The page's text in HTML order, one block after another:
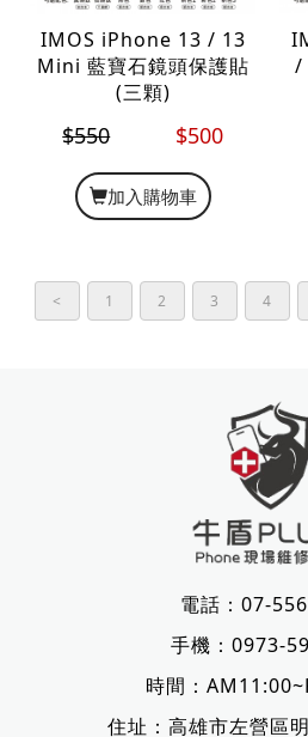
IMOS iPhone 13 / 13
Mini 藍寶石鏡頭保護貼
(三顆)
$550 $500
加入購物車
/
< 1 2 3 4
電話： 07-
手機： 0973-
時間：
住址： 高雄市左營區